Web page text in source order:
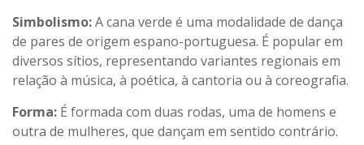
Simbolismo:A cana verde é uma modalidade de dança
de pares de origem espano-portuguesa. É popular em
diversos sítios, representando variantes regionais em
relação à música, à poética, à cantoria ou à coreografia.
Forma: É formada com duas rodas, uma de homens e
outra de mulheres, que dançam em sentido contrário.